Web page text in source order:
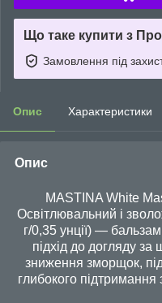
Що таке купити з
Замовлення під
Опис Характеристики
Опис
MASTINA White
Освітлювальний і
г/0,35 унції) —
підхід до догляду
зниження зморщок,
глибокого